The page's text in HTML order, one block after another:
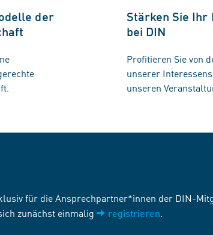
der
Stärken Sie Ihr
bei DIN
Profitieren Sie von
unserer
unseren
für die Ansprechpartner*innen der DIN-
zunächst einmalig
registrieren